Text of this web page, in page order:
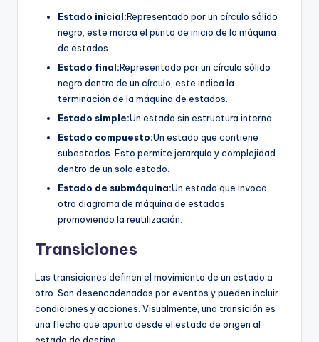
Estado inicial:Representado por un círculo sólido
negro, este marca el punto de inicio de la máquina
de estados.
Estado final:Representado por un círculo sólido
negro dentro de un círculo, este indica la
terminación de la máquina de estados.
Estado simple:Un estado sin estructura interna.
Estado compuesto:Un estado que contiene
subestados. Esto permite jerarquía y complejidad
dentro de un solo estado.
Estado de submáquina:Un estado que invoca
otro diagrama de máquina de estados,
promoviendo la reutilización.
Transiciones
Las transiciones definen el movimiento de un estado a
otro. Son desencadenadas por eventos y pueden incluir
condiciones y acciones. Visualmente, una transición es
una flecha que apunta desde el estado de origen al